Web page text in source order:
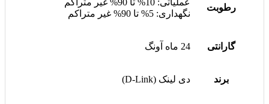
رطوبت
عملیاتی: 10% تا 90% غیر متراکم
نگهداری: 5% تا 90% غیر متراکم
گارانتی 24 ماه آونگ
برند دی لینک (D-Link)